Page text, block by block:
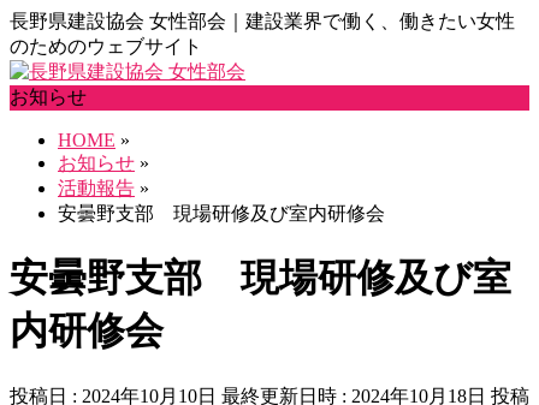
長野県建設協会 女性部会｜建設業界で働く、働きたい女性
のためのウェブサイト
お知らせ
HOME »
お知らせ »
活動報告 »
安曇野支部 現場研修及び室内研修会
安曇野支部 現場研修及び室
内研修会
投稿日 : 2024年10月10日 最終更新日時 : 2024年10月18日 投稿